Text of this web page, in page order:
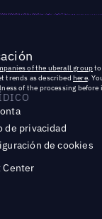
of the uberall groupto
trends as described here.
of the processing
de privacidad
de cookies
Center